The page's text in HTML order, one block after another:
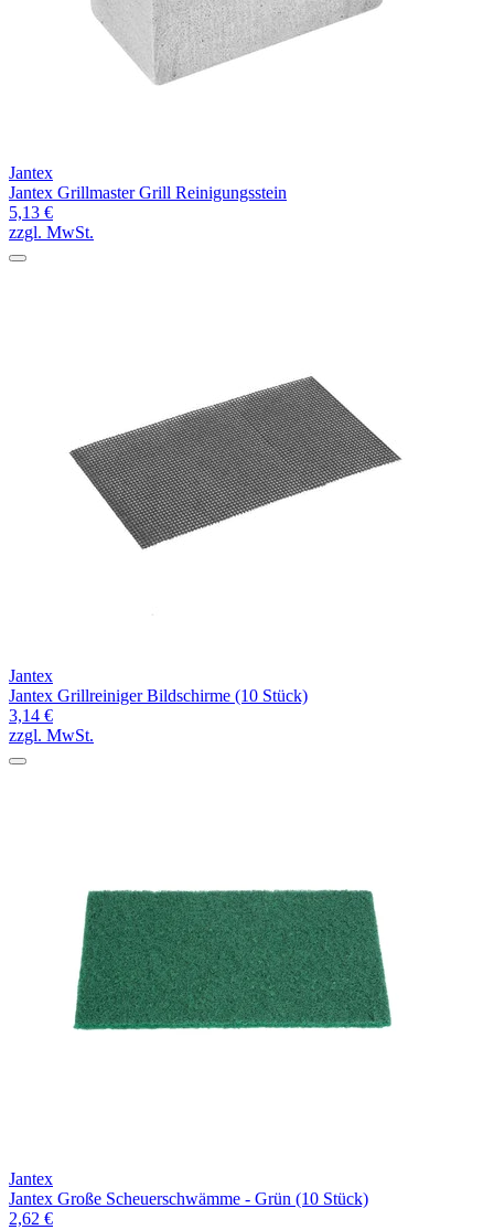
Jantex
Jantex Grillmaster Grill Reinigungsstein
5,13 €
zzgl. MwSt.
Jantex
Jantex Grillreiniger Bildschirme (10 Stück)
3,14 €
zzgl. MwSt.
Jantex
Jantex Große Scheuerschwämme - Grün (10 Stück)
2,62 €